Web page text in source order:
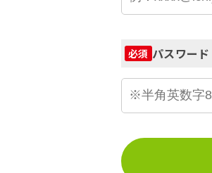
必須 パスワード